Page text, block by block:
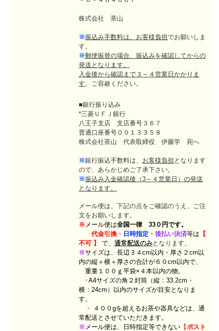
株式会社 茶山
※振込み手数料は、お客様負担でお願いしま
す。
※郵便振替の場合、振込みを確認してからの
発送となります。
入金後から確認まで３～４営業日かかりま
す。ご容赦ください。
■銀行振り込み
*三菱ＵＦＪ銀行
八王子支店 支店番号３６７
普通口座番号００１３３５８
株式会社茶山 代表取締役 伊藤学 宛へ
※銀行振込手数料は、 お客様負担 となります
ので、あらかじめご了承下さい。
※振込み入金確認後（3～４営業日）の発送
となります。
メール便は、下記の点をご確認のうえ、ご注
文をお願いします。
※ メール便は全国一律 33０円です。
代金引換 ・ 日時指定 ・ 後払い決済等は 【
不可 】 で、 通常配送のみとなります。
※サイズは、 長辺３４cm以内・厚さ２cm以
内の縦＋横＋厚さの合計が６０cm以内で、
重量１００ｇ平袋×４本以内の物。
･A4サイズの角２封筒（縦：33.2cm・
横：24cm）以内のサイズが目安となりま
す。
・
４００gを超えるお茶や器具などは、通
常配送とさせていただきます。
※ メール便は、 日時指定等できない 【ポスト